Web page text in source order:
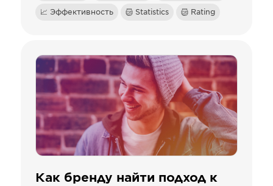
📈 Эффективность Statistics Rating
Как бренду найти подход к